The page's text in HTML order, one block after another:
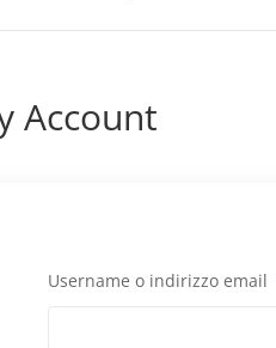
Account
Username o indirizzo email